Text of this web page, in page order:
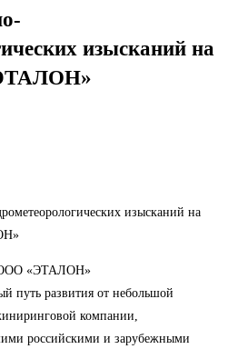
изысканий на
изысканий на
ООО «ЭТАЛОН»
путь развития от небольшой
компании,
российскими и зарубежными